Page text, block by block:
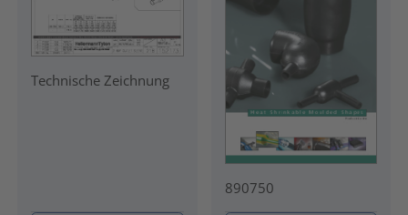
Technische Zeichnung
890750